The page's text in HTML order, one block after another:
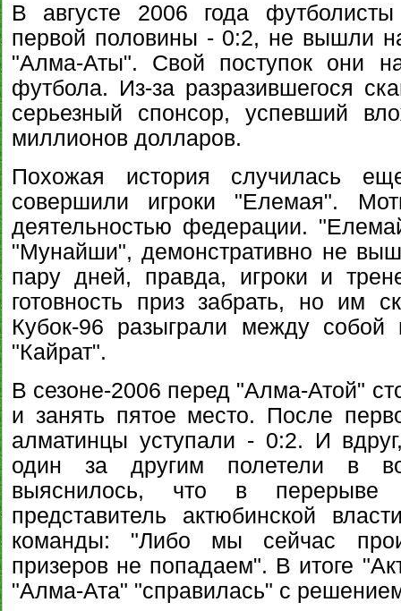
В августе 2006 года
первой половины - 0:2, не вышли
"Алма-Аты". Свой поступок они
футбола. Из-за разразившегося
серьезный спонсор, успевший
миллионов долларов.
Похожая история случилась
совершили игроки "Елемая".
деятельностью федерации.
"Мунайши", демонстративно не
пару дней, правда, игроки и
готовность приз забрать, но им
Кубок-96 разыграли между
"Кайрат".
В сезоне-2006 перед "Алма-Атой"
и занять пятое место. После
алматинцы уступали - 0:2. И
один за другим полетели в
выяснилось, что в перерыве
представитель актюбинской
команды: "Либо мы сейчас
призеров не попадаем". В итоге
"Алма-Ата" "справилась" с